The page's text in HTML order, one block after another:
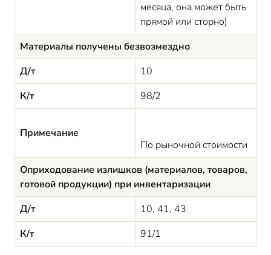
месяца, она может быть
прямой или сторно)
Материалы получены безвозмездно
Д/т
10
К/т
98/2
Примечание
По рыночной стоимости
Оприходование излишков (материалов, товаров,
готовой продукции) при инвентаризации
Д/т
10, 41, 43
К/т
91/1